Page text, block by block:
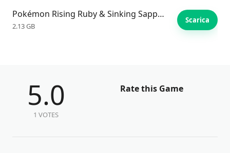
Pokémon Rising Ruby & Sinking Sapphire
2.13 GB
Scarica
5.0
1 VOTES
Rate this Game